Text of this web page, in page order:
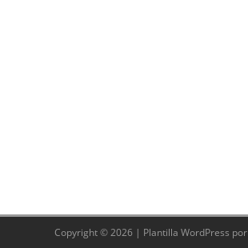
Copyright © 2026 | Plantilla WordPress por